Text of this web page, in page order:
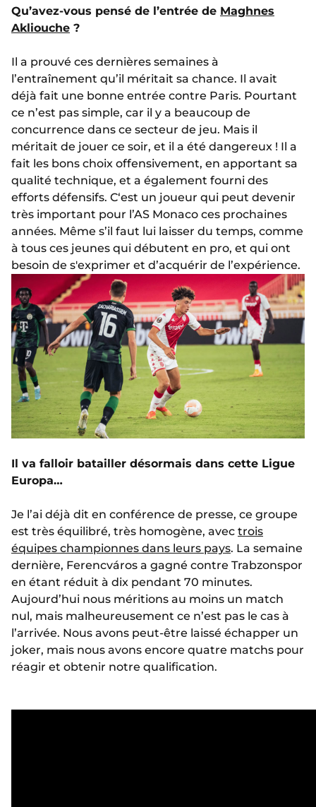
Qu’avez-vous pensé de l’entrée de Maghnes
Akliouche ?
Il a prouvé ces dernières semaines à
l’entraînement qu’il méritait sa chance. Il avait
déjà fait une bonne entrée contre Paris. Pourtant
ce n’est pas simple, car il y a beaucoup de
concurrence dans ce secteur de jeu. Mais il
méritait de jouer ce soir, et il a été dangereux ! Il a
fait les bons choix offensivement, en apportant sa
qualité technique, et a également fourni des
efforts défensifs. C‘est un joueur qui peut devenir
très important pour l’AS Monaco ces prochaines
années. Même s’il faut lui laisser du temps, comme
à tous ces jeunes qui débutent en pro, et qui ont
besoin de s'exprimer et d’acquérir de l’expérience.
Il va falloir batailler désormais dans cette Ligue
Europa…
Je l’ai déjà dit en conférence de presse, ce groupe
est très équilibré, très homogène, avec trois
équipes championnes dans leurs pays. La semaine
dernière, Ferencváros a gagné contre Trabzonspor
en étant réduit à dix pendant 70 minutes.
Aujourd’hui nous méritions au moins un match
nul, mais malheureusement ce n’est pas le cas à
l’arrivée. Nous avons peut-être laissé échapper un
joker, mais nous avons encore quatre matchs pour
réagir et obtenir notre qualification.